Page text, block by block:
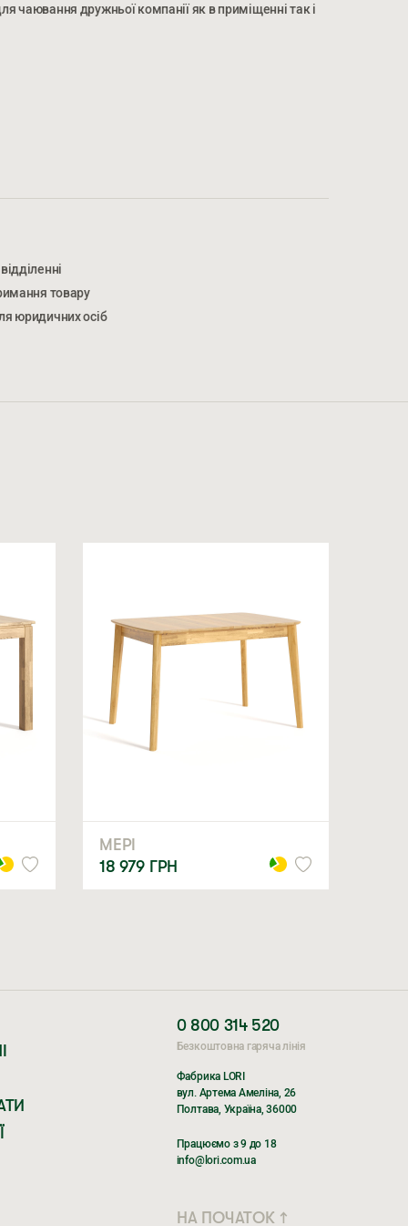
чаювання дружньої компанії як в приміщенні так і
товару
юридичних осіб
МЕРІ
18 979 ГРН
0 800 314 520
Безкоштовна гаряча лінія
Фабрика LORI
вул. Артема Амеліна, 26
Полтава, Україна, 36000
Працюємо з 9 до 18
info@lori.com.ua
НА ПОЧАТОК ↑